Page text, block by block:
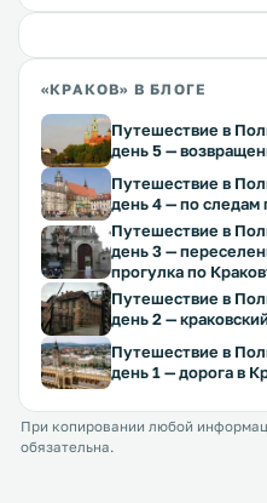
«КРАКОВ» В БЛОГЕ
Путешествие в
день 5 —
Путешествие в
день 4 — по следам
Путешествие в
день 3 —
прогулка по
Путешествие в
день 2 —
Путешествие в
день 1 — дорога в
При копировании любой
обязательна.